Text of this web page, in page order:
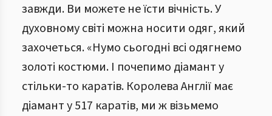
завжди. Ви можете не їсти вічність. У
духовному світі можна носити одяг, який
захочеться. «Нумо сьогодні всі одягнемо
золоті костюми. І почепимо діамант у
стільки-то каратів. Королева Англії має
діамант у 517 каратів, ми ж візьмемо